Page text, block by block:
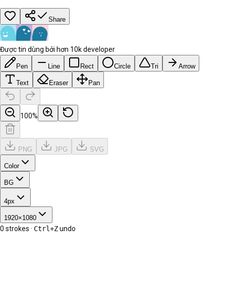
Share
Được tin dùng bởi hơn 10k developer
Pen Line Rect Circle Tri Arrow
Text Eraser Pan
100%
PNG JPG SVG
Color
BG
4px
1920×1080
0 strokes · Ctrl+Zundo